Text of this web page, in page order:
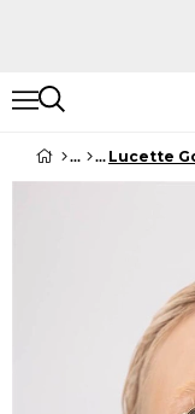
Lucette